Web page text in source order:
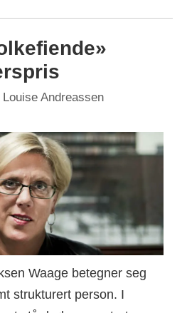
Louise Andreassen
Waage betegner seg
strukturert person. I